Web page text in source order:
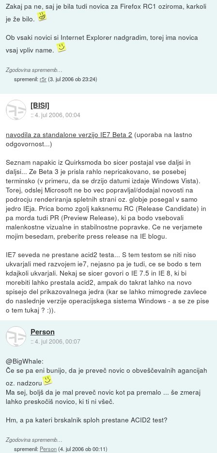
Zakaj pa ne, saj je bila tudi novica za Firefox RC1 oziroma, karkoli
je že bilo.
Ob vsaki novici si Internet Explorer nadgradim, torej ima novica
vsaj vpliv name.
Zgodovina sprememb…
spremenil:r5r(3. jul 2006 ob 23:24)
[BISI]
::4. jul 2006, 00:04
navodila za standalone verzijo IE7 Beta 2 (uporaba na lastno
odgovornost...)
Seznam napakic iz Quirksmoda bo sicer postajal vse daljsi in
daljsi... Ze Beta 3 je prisla rahlo nepricakovano, se posebej
terminsko (v primeru, da se drzijo datumi izdaje Windows Vista).
Torej, odslej Microsoft ne bo vec popravljal/dodajal novosti na
podrocju renderiranja spletnih strani oz. globje posegal v samo
jedro IEja. Prica bomo zgolj kaksnemu RC (Release Candidate) in
pa morda tudi PR (Preview Release), ki pa bodo vsebovali
malenkostne vizualne in stabilnostne popravke. Ce ne verjamete
mojim besedam, preberite press release na IE blogu.
IE7 seveda ne prestane acid2 testa... S tem testom se niti niso
ukvarjali med razvojem ie7, nejasno pa je tudi, ce se bodo s tem
kdajkoli ukvarjali. Nekaj se sicer govori o IE 7.5 in IE 8, ki bi
morebiti lahko prestala acid2, ampak do takrat lahko na novo
spisejo del prikazovalnega jedra (kar se lahko mimogrede zavlece
do naslednje verzije operacijskega sistema Windows - a se ze pise
o tem tukaj ? :)).
Person
::4. jul 2006, 00:07
@BigWhale:
Če se pa eni bunijo, da je preveč novic o obveščevalnih agancijah
oz. nadzoru
Ma sej, boljš da je mal preveč novic kot pa premalo ... še zmeraj
lahko preskočiš novico, ki ti ni všeč.
Hm, a pa kateri brskalnik sploh prestane ACID2 test?
Zgodovina sprememb…
spremenil: Person(4. jul 2006 ob 00:11)